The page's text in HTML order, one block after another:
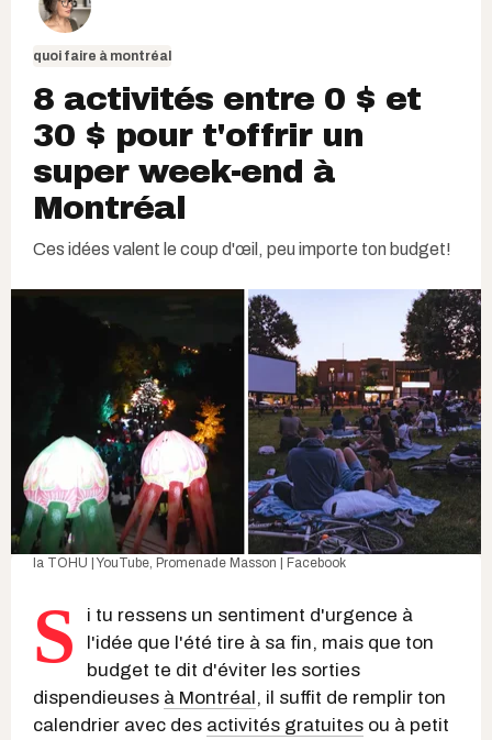
quoi faire à montréal
8 activités entre 0 $ et
30 $ pour t'offrir un
super week-end à
Montréal
Ces idées valent le coup d'œil, peu importe ton budget!
la TOHU | YouTube Promenade Masson | Facebook
S
i tu ressens un sentiment d'urgence à
l'idée que l'été tire à sa fin, mais que ton
budget te dit d'éviter les sorties
dispendieuses à Montréal, il suffit de remplir ton
calendrier avec des activités gratuites ou à petit